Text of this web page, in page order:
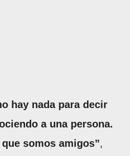
hay nada para decir
a una persona.
somos amigos”,